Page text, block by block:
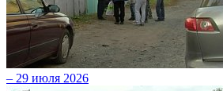
– 29 июля 2026